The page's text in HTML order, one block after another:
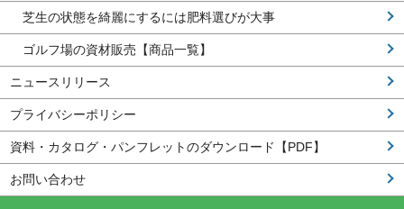
芝生の状態を綺麗にするには肥料選びが大事
ゴルフ場の資材販売【商品一覧】
ニュースリリース
プライバシーポリシー
資料・カタログ・パンフレットのダウンロード【PDF】
お問い合わせ